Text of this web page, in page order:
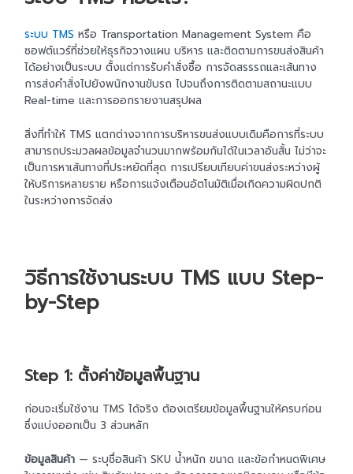
ระบบ TMS หรือ Transportation Management System คือ
ซอฟต์แวร์ที่ช่วยให้ธุรกิจวางแผน บริหาร และติดตามการขนส่งสินค้า
ได้อย่างเป็นระบบ ตั้งแต่การรับคำสั่งซื้อ การจัดสรรรถและเส้นทาง
การส่งคำสั่งไปยังพนักงานขับรถ ไปจนถึงการติดตามสถานะแบบ
Real-time และการออกรายงานสรุปผล
สิ่งที่ทำให้ TMS แตกต่างจากการบริหารขนส่งแบบเดิมคือการที่ระบบ
สามารถประมวลผลข้อมูลจำนวนมากพร้อมกันได้ในเวลาอันสั้น ไม่ว่าจะ
เป็นการหาเส้นทางที่ประหยัดที่สุด การเปรียบเทียบค่าขนส่งระหว่างผู้
ให้บริการหลายราย หรือการแจ้งเตือนอัตโนมัติเมื่อเกิดความผิดปกติ
ในระหว่างการจัดส่ง
วิธีการใช้งานระบบ TMS แบบ Step-
by-Step
Step 1: ตั้งค่าข้อมูลพื้นฐาน
ก่อนจะเริ่มใช้งาน TMS ได้จริง ต้องเตรียมข้อมูลพื้นฐานให้ครบก่อน
ซึ่งแบ่งออกเป็น 3 ส่วนหลัก
ข้อมูลสินค้า — ระบุชื่อสินค้า SKU น้ำหนัก ขนาด และข้อกำหนดพิเศษ